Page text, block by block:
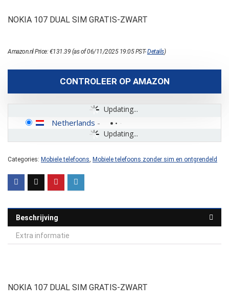
NOKIA 107 DUAL SIM GRATIS-ZWART
Amazon.nl Price:€131.39 (as of 06/11/2025 19:05 PST-Details)
CONTROLEER OP AMAZON
Updating...
Updating...
Netherlands -
Categories: Mobiele telefoons, Mobiele telefoons zonder sim en ontgrendeld
Beschrijving
Extra informatie
NOKIA 107 DUAL SIM GRATIS-ZWART